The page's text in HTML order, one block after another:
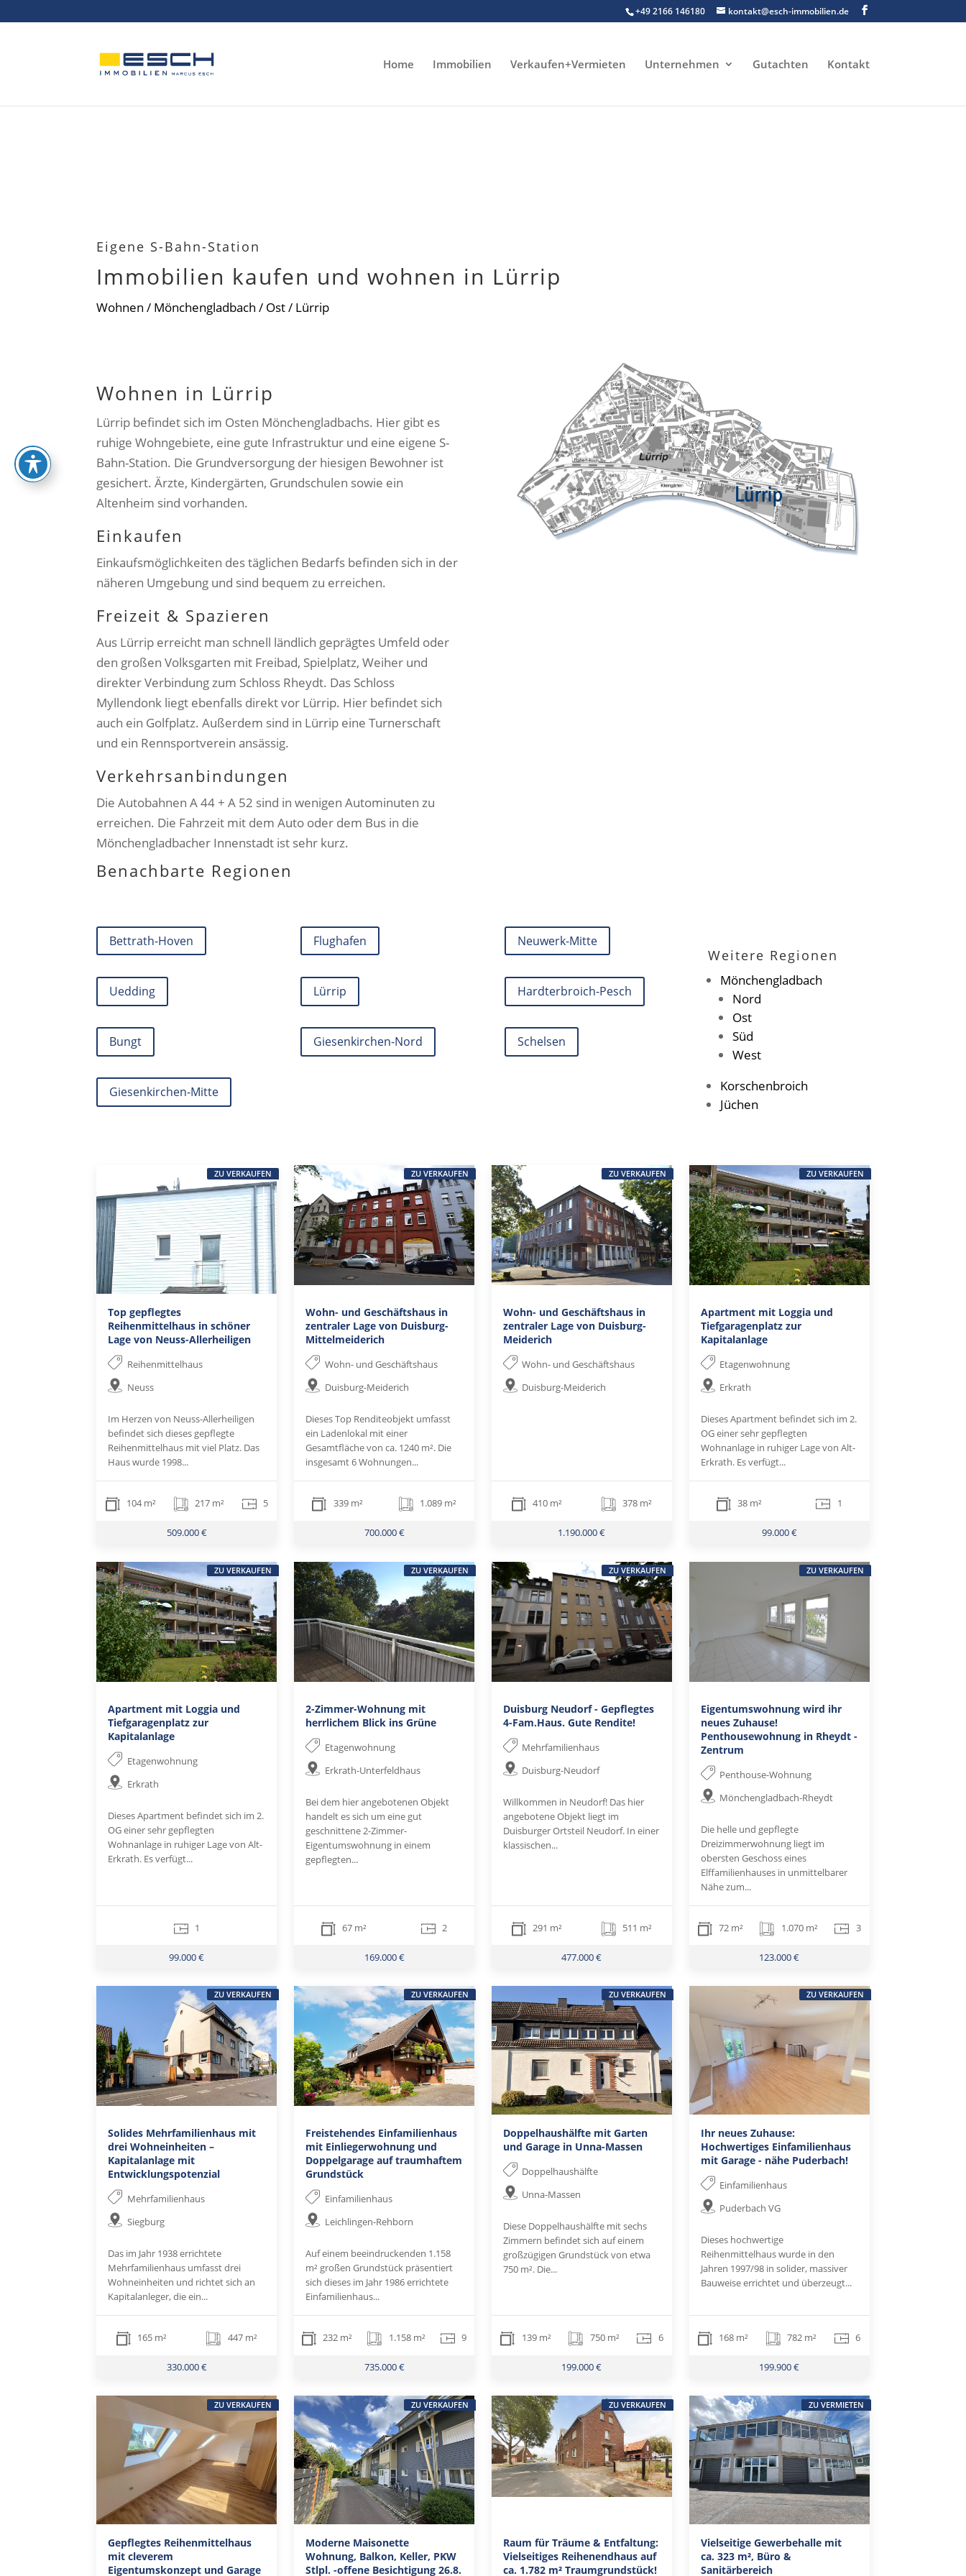
+49 2166 146180 kontakt@esch-immobilien.de
Home Immobilien Verkaufen+Vermieten Unternehmen Gutachten Kontakt
Eigene S-Bahn-Station
Immobilien kaufen und wohnen in Lürrip
Wohnen / Mönchengladbach / Ost/ Lürrip
Wohnen in Lürrip
Lürrip befindet sich im Osten Mönchengladbachs. Hier gibt es
ruhige Wohngebiete, eine gute Infrastruktur und eine eigene S-
Bahn-Station. Die Grundversorgung der hiesigen Bewohner ist
gesichert. Ärzte, Kindergärten, Grundschulen sowie ein
Altenheim sind vorhanden.
Einkaufen
Einkaufsmöglichkeiten des täglichen Bedarfs befinden sich in der
näheren Umgebung und sind bequem zu erreichen.
Freizeit & Spazieren
Aus Lürrip erreicht man schnell ländlich geprägtes Umfeld oder
den großen Volksgarten mit Freibad, Spielplatz, Weiher und
direkter Verbindung zum Schloss Rheydt. Das Schloss
Myllendonk liegt ebenfalls direkt vor Lürrip. Hier befindet sich
auch ein Golfplatz. Außerdem sind in Lürrip eine Turnerschaft
und ein Rennsportverein ansässig.
Verkehrsanbindungen
Die Autobahnen A 44 + A 52 sind in wenigen Autominuten zu
erreichen. Die Fahrzeit mit dem Auto oder dem Bus in die
Mönchengladbacher Innenstadt ist sehr kurz.
Benachbarte Regionen
Bettrath-Hoven
Uedding
Bungt
Giesenkirchen-Mitte
Flughafen
Lürrip
Giesenkirchen-Nord
Neuwerk-Mitte
Hardterbroich-Pesch
Schelsen
Weitere Regionen
Mönchengladbach
Nord
Ost
Süd
West
Korschenbroich
Jüchen
Top gepflegtes
Reihenmittelhaus in schöner
Lage von Neuss-Allerheiligen
Reihenmittelhaus
Neuss
Im Herzen von Neuss-Allerheiligen
befindet sich dieses gepflegte
Reihenmittelhaus mit viel Platz. Das
Haus wurde 1998...
104 m² 217 m² 5
509.000 €
ZU VERKAUFEN
Wohn- und Geschäftshaus in
zentraler Lage von Duisburg-
Mittelmeiderich
Wohn- und Geschäftshaus
Duisburg-Meiderich
Dieses Top Renditeobjekt umfasst
ein Ladenlokal mit einer
Gesamtfläche von ca. 1240 m². Die
insgesamt 6 Wohnungen...
339 m² 1.089 m²
700.000 €
ZU VERKAUFEN
Wohn- und Geschäftshaus in
zentraler Lage von Duisburg-
Meiderich
Wohn- und Geschäftshaus
Duisburg-Meiderich
410 m² 378 m²
1.190.000 €
ZU VERKAUFEN
Apartment mit Loggia und
Tiefgaragenplatz zur
Kapitalanlage
Etagenwohnung
Erkrath
Dieses Apartment befindet sich im 2.
OG einer sehr gepflegten
Wohnanlage in ruhiger Lage von Alt-
Erkrath. Es verfügt...
38 m² 1
99.000 €
ZU VERKAUFEN
Apartment mit Loggia und
Tiefgaragenplatz zur
Kapitalanlage
Etagenwohnung
Erkrath
Dieses Apartment befindet sich im 2.
OG einer sehr gepflegten
Wohnanlage in ruhiger Lage von Alt-
Erkrath. Es verfügt...
1
99.000 €
ZU VERKAUFEN
2-Zimmer-Wohnung mit
herrlichem Blick ins Grüne
Etagenwohnung
Erkrath-Unterfeldhaus
Bei dem hier angebotenen Objekt
handelt es sich um eine gut
geschnittene 2-Zimmer-
Eigentumswohnung in einem
gepflegten...
67 m² 2
169.000 €
ZU VERKAUFEN
Duisburg Neudorf - Gepflegtes
4-Fam.Haus. Gute Rendite!
Mehrfamilienhaus
Duisburg-Neudorf
Willkommen in Neudorf! Das hier
angebotene Objekt liegt im
Duisburger Ortsteil Neudorf. In einer
klassischen...
291 m² 511 m²
477.000 €
ZU VERKAUFEN
Eigentumswohnung wird ihr
neues Zuhause!
Penthousewohnung in Rheydt -
Zentrum
Penthouse-Wohnung
Mönchengladbach-Rheydt
Die helle und gepflegte
Dreizimmerwohnung liegt im
obersten Geschoss eines
Elffamilienhauses in unmittelbarer
Nähe zum...
72 m² 1.070 m² 3
123.000 €
ZU VERKAUFEN
Solides Mehrfamilienhaus mit
drei Wohneinheiten –
Kapitalanlage mit
Entwicklungspotenzial
Mehrfamilienhaus
Siegburg
Das im Jahr 1938 errichtete
Mehrfamilienhaus umfasst drei
Wohneinheiten und richtet sich an
Kapitalanleger, die ein...
165 m² 447 m²
330.000 €
ZU VERKAUFEN
Freistehendes Einfamilienhaus
mit Einliegerwohnung und
Doppelgarage auf traumhaftem
Grundstück
Einfamilienhaus
Leichlingen-Rehborn
Auf einem beeindruckenden 1.158
m² großen Grundstück präsentiert
sich dieses im Jahr 1986 errichtete
Einfamilienhaus...
232 m² 1.158 m² 9
735.000 €
ZU VERKAUFEN
Doppelhaushälfte mit Garten
und Garage in Unna-Massen
Doppelhaushälfte
Unna-Massen
Diese Doppelhaushälfte mit sechs
Zimmern befindet sich auf einem
großzügigen Grundstück von etwa
750 m². Die...
139 m² 750 m² 6
199.000 €
ZU VERKAUFEN
Ihr neues Zuhause:
Hochwertiges Einfamilienhaus
mit Garage - nähe Puderbach!
Einfamilienhaus
Puderbach VG
Dieses hochwertige
Reihenmittelhaus wurde in den
Jahren 1997/98 in solider, massiver
Bauweise errichtet und überzeugt...
168 m² 782 m² 6
199.900 €
ZU VERKAUFEN
Gepflegtes Reihenmittelhaus
mit cleverem
Eigentumskonzept und Garage
ZU VERKAUFEN
Moderne Maisonette
Wohnung, Balkon, Keller, PKW
Stlpl. -offene Besichtigung 26.8.
ZU VERKAUFEN
Raum für Träume & Entfaltung:
Vielseitiges Reihenendhaus auf
ca. 1.782 m² Traumgrundstück!
ZU VERKAUFEN
Vielseitige Gewerbehalle mit
ca. 323 m², Büro &
Sanitärbereich
ZU VERMIETEN